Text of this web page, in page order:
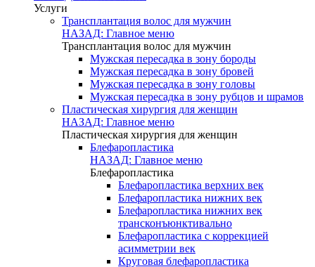
Услуги
Трансплантация волос для мужчин
НАЗАД: Главное меню
Трансплантация волос для мужчин
Мужская пересадка в зону бороды
Мужская пересадка в зону бровей
Мужская пересадка в зону головы
Мужская пересадка в зону рубцов и шрамов
Пластическая хирургия для женщин
НАЗАД: Главное меню
Пластическая хирургия для женщин
Блефаропластика
НАЗАД: Главное меню
Блефаропластика
Блефаропластика верхних век
Блефаропластика нижних век
Блефаропластика нижних век
трансконъюнктивально
Блефаропластика с коррекцией
асимметрии век
Круговая блефаропластика